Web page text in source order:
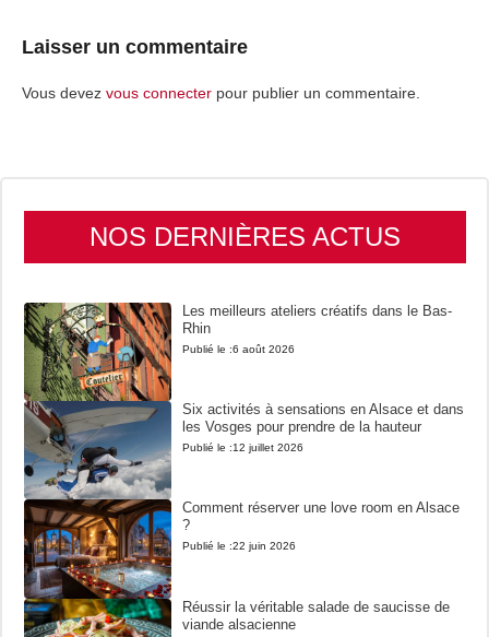
Laisser un commentaire
Vous devez vous connecter pour publier un commentaire.
NOS DERNIÈRES ACTUS
Les meilleurs ateliers créatifs dans le Bas-
Rhin
Publié le :6 août 2026
Six activités à sensations en Alsace et dans
les Vosges pour prendre de la hauteur
Publié le :12 juillet 2026
Comment réserver une love room en Alsace
?
Publié le :22 juin 2026
Réussir la véritable salade de saucisse de
viande alsacienne